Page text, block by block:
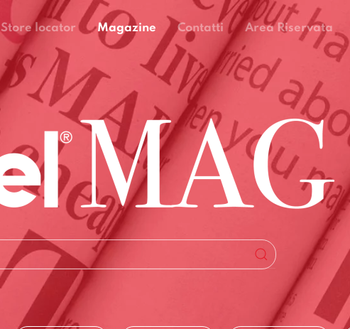
Store locator Magazine Contatti Area Riservata